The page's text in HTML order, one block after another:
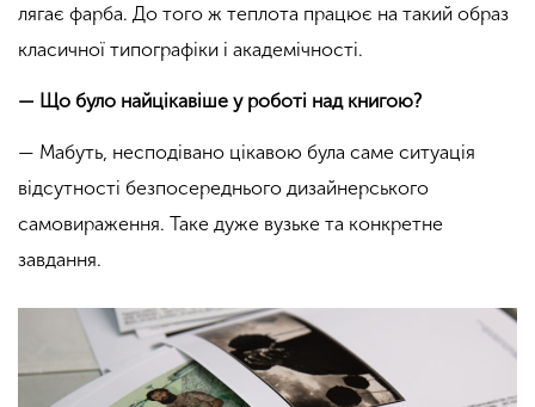
лягає фарба. До того ж теплота працює на такий образ
класичної типографіки і академічності.
— Що було найцікавіше у роботі над книгою?
— Мабуть, несподівано цікавою була саме ситуація
відсутності безпосереднього дизайнерського
самовираження. Таке дуже вузьке та конкретне
завдання.